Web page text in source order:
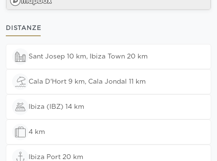
DISTANZE
Sant Josep 10 km, Ibiza Town 20 km
Cala D'Hort 9 km, Cala Jondal 11 km
Ibiza (IBZ) 14 km
4 km
Ibiza Port 20 km